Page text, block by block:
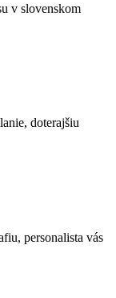
v slovenskom
doterajšiu
personalista vás